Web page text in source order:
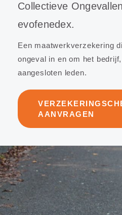
Collectieve
evofenedex.
Een maatwerkverzekering
ongeval in en om het
aangesloten leden.
AANVRAGEN